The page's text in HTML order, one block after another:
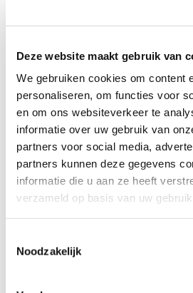
Deze website maakt gebruik van
We gebruiken cookies om content
personaliseren, om functies voor
en om ons websiteverkeer te
informatie over uw gebruik van
partners voor social media,
partners kunnen deze gegevens
informatie die u aan ze heeft
verzameld op basis van uw
Noodzakelijk
van haar genderidentiteit
RADAR adviseerde haar,
haar, legde met haar zaken
wonnen RADAR en Ingrid
Kruidvat-vestiging in Vught,
landelijke publiciteit haalde.
laatste jaren ook zeer actief
vandigitale toegankelijkheid
ondersteunde haar bij het
organisaties die een website
of beperkt toegankelijk is
een visuele beperking. Ook
zet RADAR haar werk